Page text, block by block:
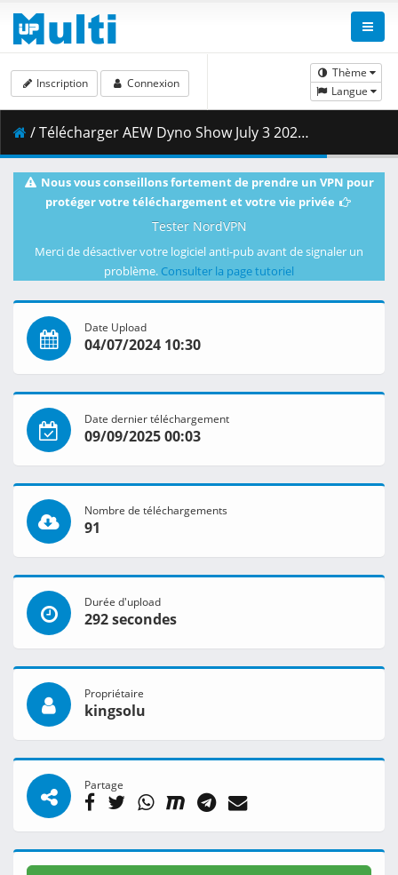
Thème
Langue
Inscription Connexion
/ Télécharger AEW Dyno Show July 3 2024 720p HDTV.mp4 ( 1.81 GB )
Nous vous conseillons fortement de prendre un VPN pour
protéger votre téléchargement et votre vie privée
Tester NordVPN
Merci de désactiver votre logiciel anti-pub avant de signaler un
problème. Consulter la page tutoriel
Date Upload
04/07/2024 10:30
Date dernier téléchargement
09/09/2025 00:03
Nombre de téléchargements
91
Durée d'upload
292 secondes
Propriétaire
kingsolu
Partage